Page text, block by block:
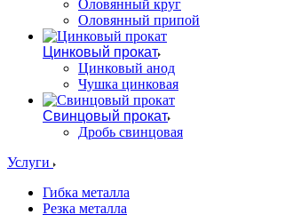
Оловянный круг
Оловянный припой
Цинковый прокат
Цинковый анод
Чушка цинковая
Свинцовый прокат
Дробь свинцовая
Услуги
Гибка металла
Резка металла